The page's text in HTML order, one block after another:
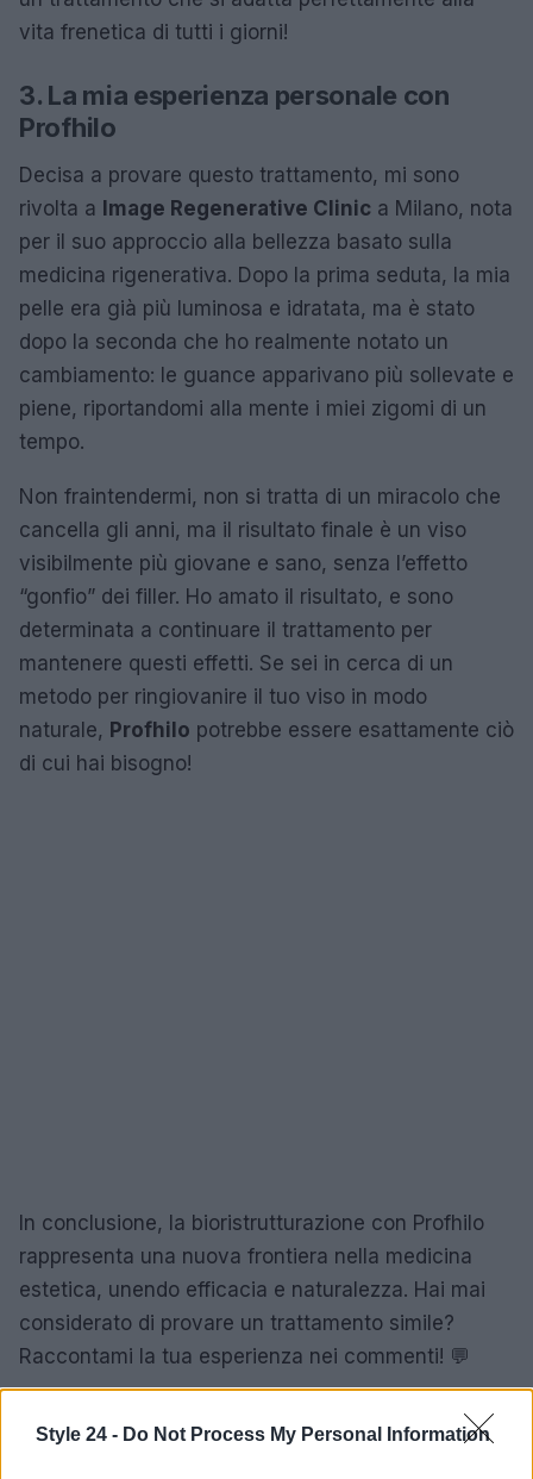
Style 24 - Do Not Process My Personal Information
vita frenetica di tutti i giorni!
3. La mia esperienza personale con
Profhilo
Decisa a provare questo trattamento, mi sono
rivolta a Image Regenerative Clinic a Milano, nota
per il suo approccio alla bellezza basato sulla
medicina rigenerativa. Dopo la prima seduta, la mia
pelle era già più luminosa e idratata, ma è stato
dopo la seconda che ho realmente notato un
cambiamento: le guance apparivano più sollevate e
piene, riportandomi alla mente i miei zigomi di un
tempo.
Non fraintendermi, non si tratta di un miracolo che
cancella gli anni, ma il risultato finale è un viso
visibilmente più giovane e sano, senza l’effetto
“gonfio” dei filler. Ho amato il risultato, e sono
determinata a continuare il trattamento per
mantenere questi effetti. Se sei in cerca di un
metodo per ringiovanire il tuo viso in modo
naturale, Profhilo potrebbe essere esattamente ciò
di cui hai bisogno!
In conclusione, la bioristrutturazione con Profhilo
rappresenta una nuova frontiera nella medicina
estetica, unendo efficacia e naturalezza. Hai mai
considerato di provare un trattamento simile?
Raccontami la tua esperienza nei commenti! 💬